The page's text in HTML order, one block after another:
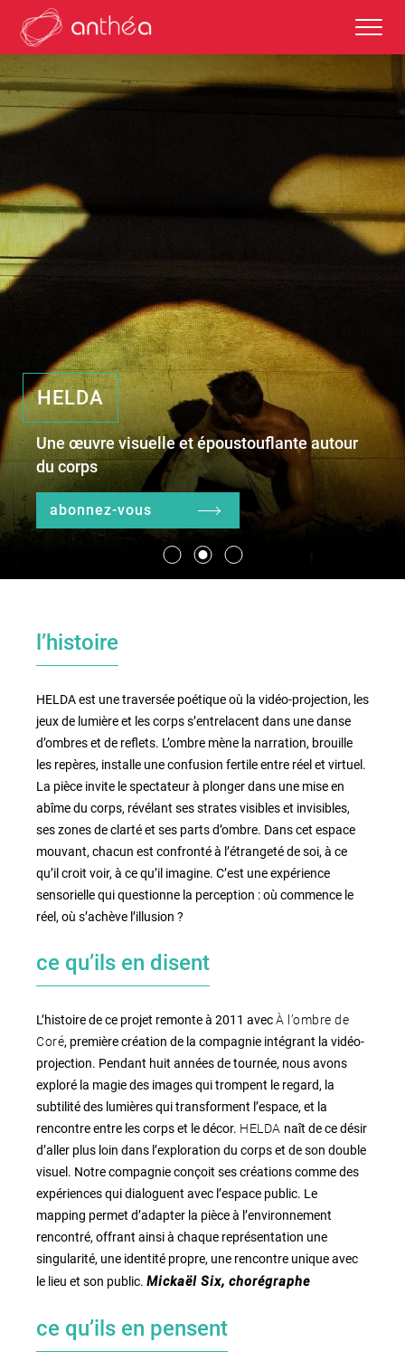
autour des représentations
scolaires et enseignements
partenaires culturels
le lieu
l'équipe
partenaires et mécènes
HELDA
Une œuvre visuelle et époustouflante autour
du corps
abonnez-vous
l’histoire
HELDA est une traversée poétique où la vidéo-projection, les
jeux de lumière et les corps s’entrelacent dans une danse
d’ombres et de reflets. L’ombre mène la narration, brouille
les repères, installe une confusion fertile entre réel et virtuel.
La pièce invite le spectateur à plonger dans une mise en
abîme du corps, révélant ses strates visibles et invisibles,
ses zones de clarté et ses parts d’ombre. Dans cet espace
mouvant, chacun est confronté à l’étrangeté de soi, à ce
qu’il croit voir, à ce qu’il imagine. C’est une expérience
sensorielle qui questionne la perception : où commence le
réel, où s’achève l’illusion ?
ce qu’ils en disent
L’histoire de ce projet remonte à 2011 avecÀ l’ombre de
Coré, première création de la compagnie intégrant la vidéo-
projection. Pendant huit années de tournée, nous avons
exploré la magie des images qui trompent le regard, la
subtilité des lumières qui transforment l’espace, et la
rencontre entre les corps et le décor. HELDA naît de ce désir
d’aller plus loin dans l’exploration du corps et de son double
visuel. Notre compagnie conçoit ses créations comme des
expériences qui dialoguent avec l’espace public. Le
mapping permet d’adapter la pièce à l’environnement
rencontré, offrant ainsi à chaque représentation une
singularité, une identité propre, une rencontre unique avec
le lieu et son public. Mickaël Six, chorégraphe
ce qu’ils en pensent